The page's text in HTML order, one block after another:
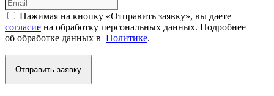
Нажимая на кнопку «Отправить заявку», вы даете
согласие на обработку персональных данных. Подробнее
об обработке данных в Политике.
Отправить заявку